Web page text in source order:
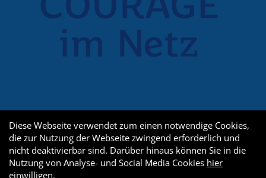
Diese Webseite verwendet zum einen notwendige Cookies,
die zur Nutzung der Webseite zwingend erforderlich und
nicht deaktivierbar sind. Darüber hinaus können Sie in die
Nutzung von Analyse- und Social Media Cookies hier
einwilligen.